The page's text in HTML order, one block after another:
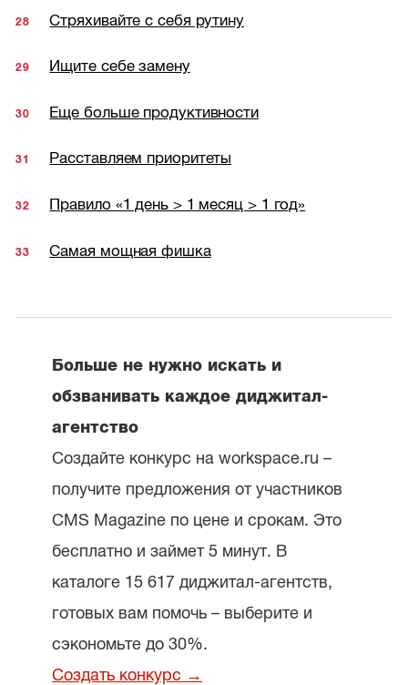
Стряхивайте с себя рутину
Ищите себе замену
Еще больше продуктивности
Расставляем приоритеты
Правило «1 день > 1 месяц > 1 год»
Самая мощная фишка
Больше не нужно искать и
обзванивать каждое диджитал-
агентство
Создайте конкурс на workspace.ru –
получите предложения от участников
CMS Magazine по цене и срокам. Это
бесплатно и займет 5 минут. В
каталоге 15 617 диджитал-агентств,
готовых вам помочь – выберите и
сэкономьте до 30%.
Создать конкурс →